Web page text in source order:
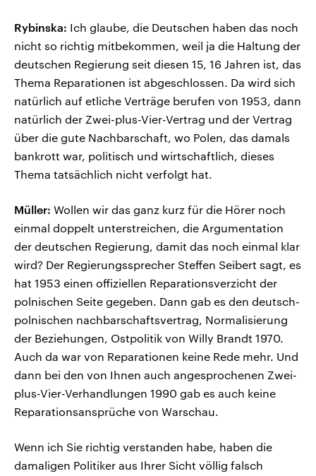
Rybinska: Ich glaube, die Deutschen haben das noch
nicht so richtig mitbekommen, weil ja die Haltung der
deutschen Regierung seit diesen 15, 16 Jahren ist, das
Thema Reparationen ist abgeschlossen. Da wird sich
natürlich auf etliche Verträge berufen von 1953, dann
natürlich der Zwei-plus-Vier-Vertrag und der Vertrag
über die gute Nachbarschaft, wo Polen, das damals
bankrott war, politisch und wirtschaftlich, dieses
Thema tatsächlich nicht verfolgt hat.
Müller: Wollen wir das ganz kurz für die Hörer noch
einmal doppelt unterstreichen, die Argumentation
der deutschen Regierung, damit das noch einmal klar
wird? Der Regierungssprecher Steffen Seibert sagt, es
hat 1953 einen offiziellen Reparationsverzicht der
polnischen Seite gegeben. Dann gab es den deutsch-
polnischen nachbarschaftsvertrag, Normalisierung
der Beziehungen, Ostpolitik von Willy Brandt 1970.
Auch da war von Reparationen keine Rede mehr. Und
dann bei den von Ihnen auch angesprochenen Zwei-
plus-Vier-Verhandlungen 1990 gab es auch keine
Reparationsansprüche von Warschau.
Wenn ich Sie richtig verstanden habe, haben die
damaligen Politiker aus Ihrer Sicht völlig falsch